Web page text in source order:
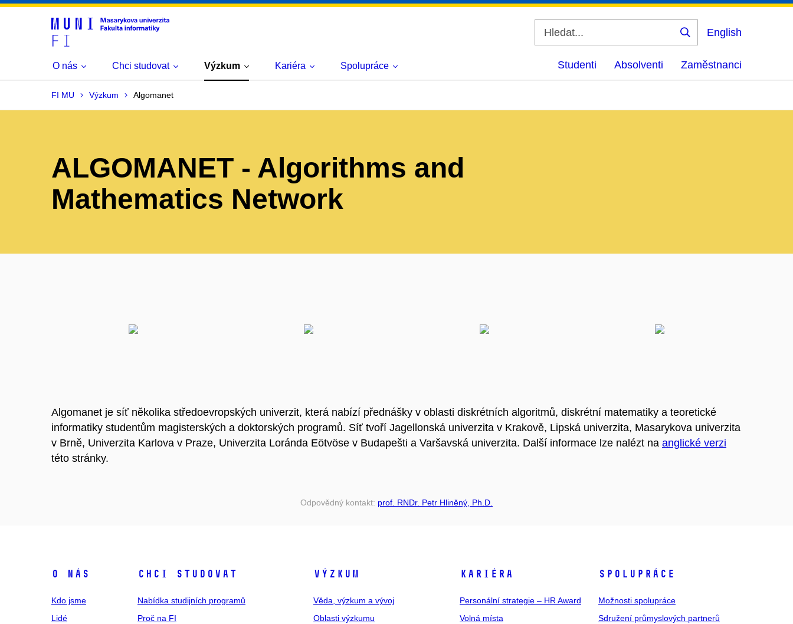
Vyhledat
English
O nás Chci studovat Výzkum Kariéra Spolupráce Studenti Absolventi Zaměstnanci
FI MU Výzkum Algomanet
ALGOMANET - Algorithms and
Mathematics Network
Algomanet je síť několika středoevropských univerzit, která nabízí přednášky v oblasti diskrétních algoritmů, diskrétní matematiky a teoretické
informatiky studentům magisterských a doktorských programů. Síť tvoří Jagellonská univerzita v Krakově, Lipská univerzita, Masarykova univerzita
v Brně, Univerzita Karlova v Praze, Univerzita Loránda Eötvöse v Budapešti a Varšavská univerzita. Další informace lze nalézt na anglické verzi
této stránky.
Odpovědný kontakt: prof. RNDr. Petr Hliněný, Ph.D.
O NÁS
Kdo jsme
Lidé
CHCI STUDOVAT
Nabídka studijních programů
Proč na FI
VÝZKUM
Věda, výzkum a vývoj
Oblasti výzkumu
KARIÉRA
Personální strategie – HR Award
Volná místa
SPOLUPRÁCE
Možnosti spolupráce
Sdružení průmyslových partnerů